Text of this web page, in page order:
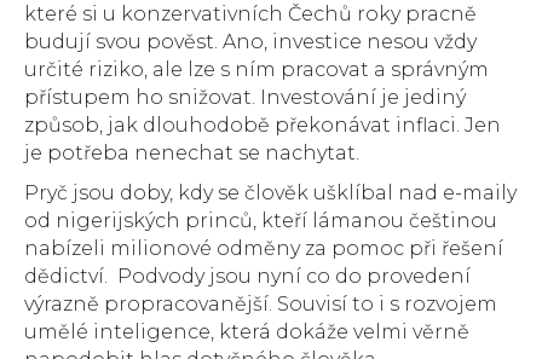
které si u konzervativních Čechů roky pracně
budují svou pověst. Ano, investice nesou vždy
určité riziko, ale lze s ním pracovat a správným
přístupem ho snižovat. Investování je jediný
způsob, jak dlouhodobě překonávat inflaci. Jen
je potřeba nenechat se nachytat.
Pryč jsou doby, kdy se člověk ušklíbal nad e-maily
od nigerijských princů, kteří lámanou češtinou
nabízeli milionové odměny za pomoc při řešení
dědictví. Podvody jsou nyní co do provedení
výrazně propracovanější. Souvisí to i s rozvojem
umělé inteligence, která dokáže velmi věrně